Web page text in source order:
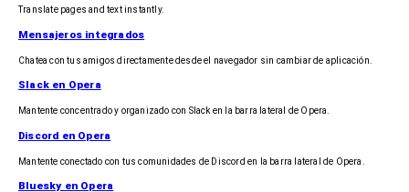
Translate pages and text instantly.
Mensajeros integrados
Chatea con tus amigos directamente desde el navegador sin cambiar de aplicación.
Slack en Opera
Mantente concentrado y organizado con Slack en la barra lateral de Opera.
Discord en Opera
Mantente conectado con tus comunidades de Discord en la barra lateral de Opera.
Bluesky en Opera